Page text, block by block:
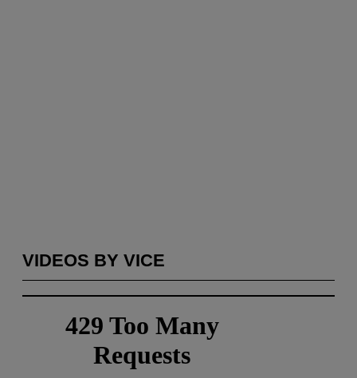
VIDEOS BY VICE